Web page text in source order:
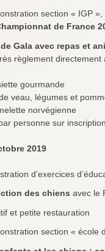
section « IGP
de France
Gala avec repas et
règlement directement
gourmande
veau, légumes et
norvégienne
personne sur
2019
d’exercices
des chiens avec le
et petite restauration
section « école